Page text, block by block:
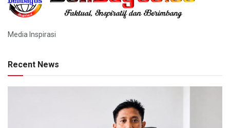
Media Inspirasi
Recent News